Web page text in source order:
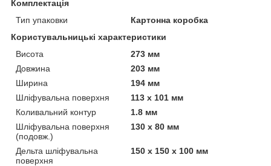
Комплектація
Тип упаковки
Картонна коробка
Користувальницькі характеристики
Висота
273 мм
Довжина
203 мм
Ширина
194 мм
Шліфувальна поверхня
113 х 101 мм
Коливальний контур
1.8 мм
Шліфувальна поверхня
(подовж.)
130 х 80 мм
Дельта шліфувальна
поверхня
150 x 150 x 100 мм